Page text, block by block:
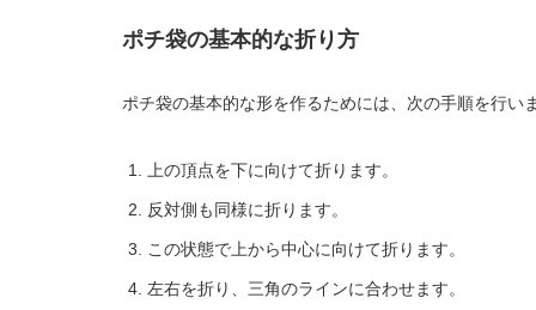
ポチ袋の基本的な折り方
ポチ袋の基本的な形を作るためには、次の手順を行い
上の頂点を下に向けて折ります。
反対側も同様に折ります。
この状態で上から中心に向けて折ります。
左右を折り、三角のラインに合わせます。